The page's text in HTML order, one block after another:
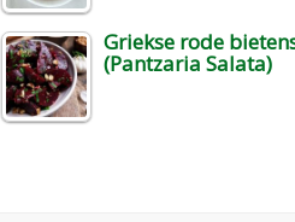
Griekse rode
(Pantzaria Salata)